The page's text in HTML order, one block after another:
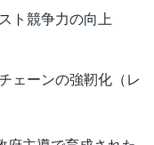
ト競争力の向上
ェーンの強靭化（レ